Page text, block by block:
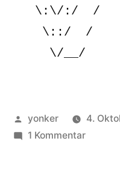
\:\/:/  /
\::/  /
Veröffentlicht
von
yonker 4.
1 Kommentarzu